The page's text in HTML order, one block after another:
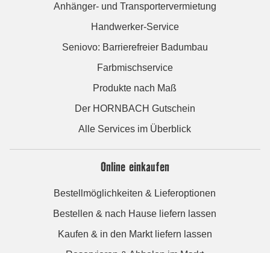
Anhänger- und Transportervermietung
Handwerker-Service
Seniovo: Barrierefreier Badumbau
Farbmischservice
Produkte nach Maß
Der HORNBACH Gutschein
Alle Services im Überblick
Online einkaufen
Bestellmöglichkeiten & Lieferoptionen
Bestellen & nach Hause liefern lassen
Kaufen & in den Markt liefern lassen